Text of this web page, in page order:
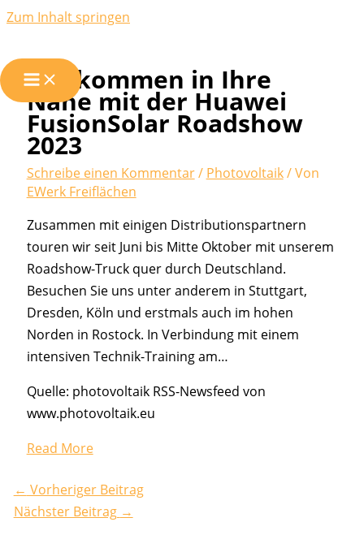
Zum Inhalt springen
Wir kommen in Ihre
Nähe mit der Huawei
FusionSolar Roadshow
2023
Schreibe einen Kommentar/ Photovoltaik/ Von
EWerk Freiflächen
Zusammen mit einigen Distributionspartnern
touren wir seit Juni bis Mitte Oktober mit unserem
Roadshow-Truck quer durch Deutschland.
Besuchen Sie uns unter anderem in Stuttgart,
Dresden, Köln und erstmals auch im hohen
Norden in Rostock. In Verbindung mit einem
intensiven Technik-Training am…
Quelle: photovoltaik RSS-Newsfeed von
www.photovoltaik.eu
Read More
← Vorheriger Beitrag
Nächster Beitrag →